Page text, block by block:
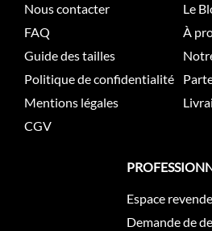
Nous contacter
FAQ
Guide des tailles
Politique de confidentialité
Mentions légales
CGV
Le
À
Espace
Demande de